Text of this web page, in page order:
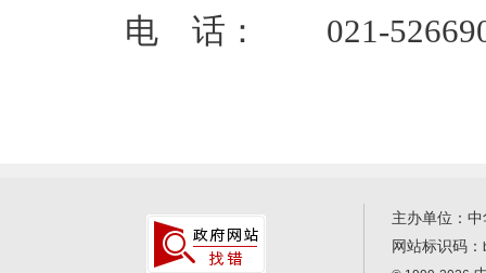
电 话： 021-
主办单位：
网站标识码：